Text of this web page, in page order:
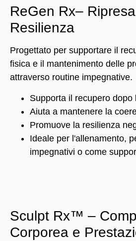
ReGen Rx–
Resilienza
Progettato per supportare il
fisica e il mantenimento delle
attraverso routine impegnative.
Supporta il recupero dopo
Aiuta a mantenere la
Promuove la resilienza
Ideale per l'allenamento,
impegnativi o come
Sculpt Rx™ –
Corporea e